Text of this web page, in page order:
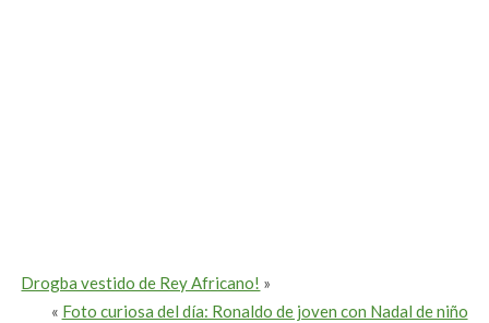
Drogba vestido de Rey Africano! »
« Foto curiosa del día: Ronaldo de joven con Nadal de niño